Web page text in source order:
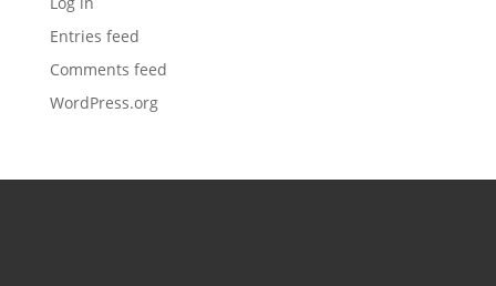
Entries feed
Comments feed
WordPress.org